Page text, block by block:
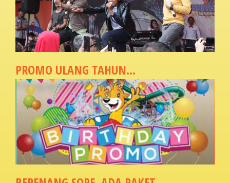
PROMO ULANG TAHUN...